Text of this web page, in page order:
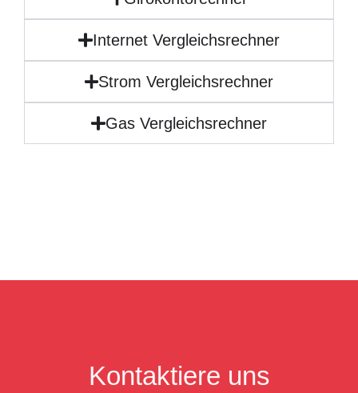
Internet Vergleichsrechner
Strom Vergleichsrechner
Gas Vergleichsrechner
Kontaktiere uns